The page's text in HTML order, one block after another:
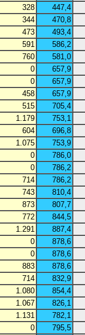
328
447,4
344
470,8
473
493,4
591
586,2
760
581,0
0
657,9
0
657,9
458
657,9
515
705,4
1.179
753,1
604
696,8
1.075
753,9
0
786,0
0
786,2
714
786,2
743
810,4
873
807,7
772
844,5
1.291
887,4
0
878,6
0
878,6
883
878,6
714
832,9
1.080
854,4
1.067
826,1
1.131
782,1
0
795,5